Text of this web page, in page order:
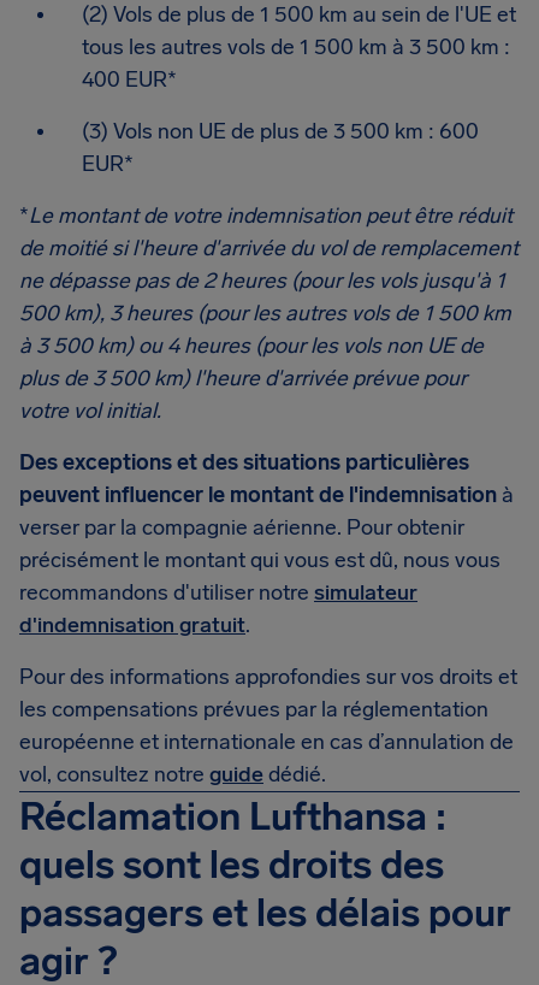
(2) Vols de plus de 1 500 km au sein de l'UE et
tous les autres vols de 1 500 km à 3 500 km :
400 EUR*
(3) Vols non UE de plus de 3 500 km : 600
EUR*
*Le montant de votre indemnisation peut être réduit
de moitié si l'heure d'arrivée du vol de remplacement
ne dépasse pas de 2 heures (pour les vols jusqu'à 1
500 km), 3 heures (pour les autres vols de 1 500 km
à 3 500 km) ou 4 heures (pour les vols non UE de
plus de 3 500 km) l'heure d'arrivée prévue pour
votre vol initial.
Des exceptions et des situations particulières
peuvent influencer le montant de l'indemnisation à
verser par la compagnie aérienne. Pour obtenir
précisément le montant qui vous est dû, nous vous
recommandons d'utiliser notre simulateur
d'indemnisation gratuit.
Pour des informations approfondies sur vos droits et
les compensations prévues par la réglementation
européenne et internationale en cas d’annulation de
vol, consultez notre guidedédié.
Réclamation Lufthansa :
quels sont les droits des
passagers et les délais pour
agir ?